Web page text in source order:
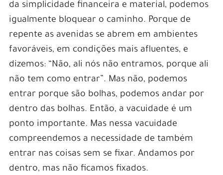
da simplicidade financeira e material, podemos
igualmente bloquear o caminho. Porque de
repente as avenidas se abrem em ambientes
favoráveis, em condições mais afluentes, e
dizemos: “Não, ali nós não entramos, porque ali
não tem como entrar”. Mas não, podemos
entrar porque são bolhas, podemos andar por
dentro das bolhas. Então, a vacuidade é um
ponto importante. Mas nessa vacuidade
compreendemos a necessidade de também
entrar nas coisas sem se fixar. Andamos por
dentro, mas não ficamos fixados.